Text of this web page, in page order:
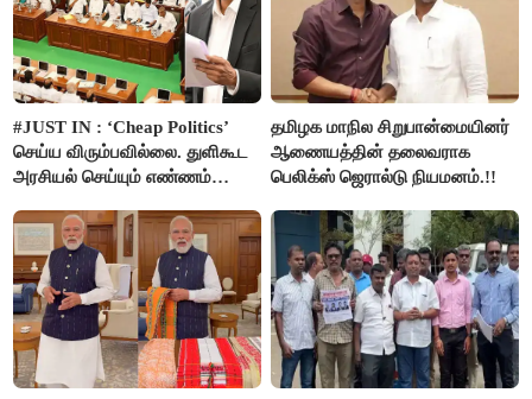
#JUST IN : ‘Cheap Politics’
செய்ய விரும்பவில்லை. துளிகூட
அரசியல் செய்யும் எண்ணம்
விஜய் பதில்!
தமிழக மாநில சிறுபான்மையினர்
ஆணையத்தின் தலைவராக
பெலிக்ஸ் ஜெரால்டு நியமனம்.!!